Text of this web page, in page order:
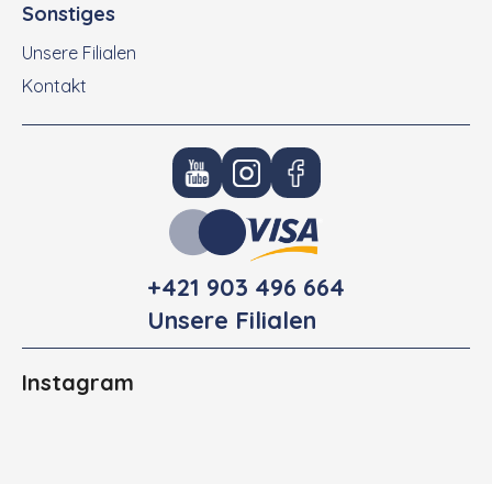
Sonstiges
Unsere Filialen
Kontakt
+421 903 496 664
Unsere Filialen
Instagram